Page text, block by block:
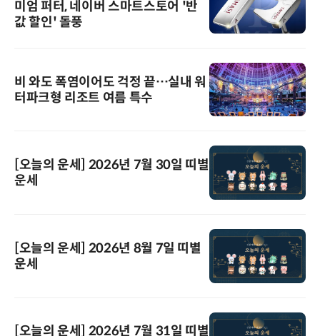
미엄 퍼터, 네이버 스마트스토어 '반
값 할인' 돌풍
비 와도 폭염이어도 걱정 끝…실내 워
터파크형 리조트 여름 특수
[오늘의 운세] 2026년 7월 30일 띠별
운세
[오늘의 운세] 2026년 8월 7일 띠별
운세
[오늘의 운세] 2026년 7월 31일 띠별